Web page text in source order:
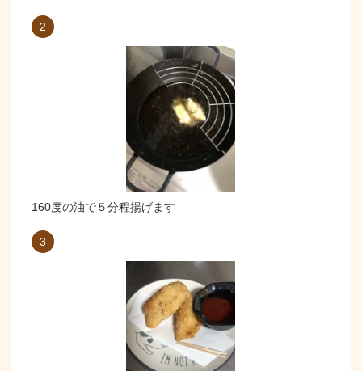
2
160度の油で５分程揚げます
3